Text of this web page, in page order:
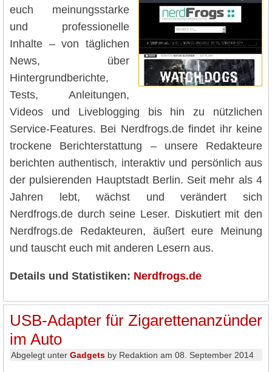
euch meinungsstarke
und professionelle
Inhalte – von täglichen
News, über
Hintergrundberichte,
Tests, Anleitungen,
Videos und Liveblogging bis hin zu nützlichen
Service-Features. Bei Nerdfrogs.de findet ihr keine
trockene Berichterstattung – unsere Redakteure
berichten authentisch, interaktiv und persönlich aus
der pulsierenden Hauptstadt Berlin. Seit mehr als 4
Jahren lebt, wächst und verändert sich
Nerdfrogs.de durch seine Leser. Diskutiert mit den
Nerdfrogs.de Redakteuren, äußert eure Meinung
und tauscht euch mit anderen Lesern aus.
Details und Statistiken: Nerdfrogs.de
USB-Adapter für Zigarettenanzünder
im Auto
Abgelegt unter Gadgets by Redaktion am 08. September 2014